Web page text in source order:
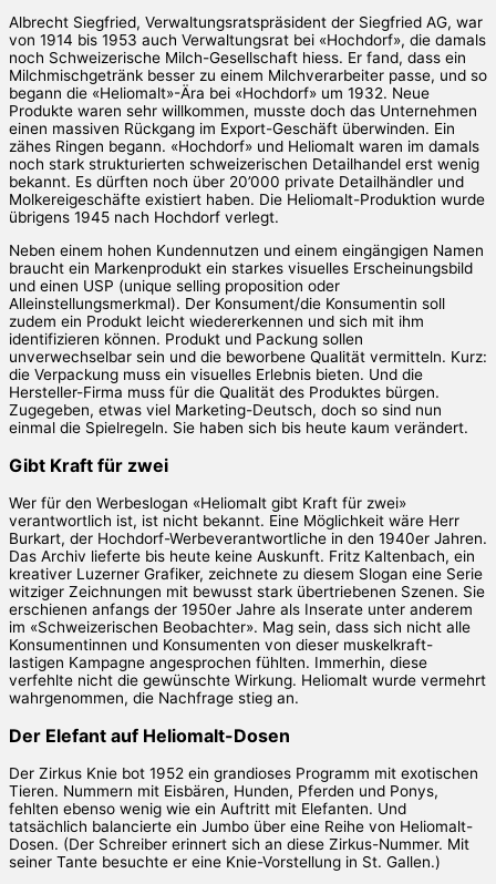
Albrecht Siegfried, Verwaltungsratspräsident der Siegfried AG, war
von 1914 bis 1953 auch Verwaltungsrat bei «Hochdorf», die damals
noch Schweizerische Milch-Gesellschaft hiess. Er fand, dass ein
Milchmischgetränk besser zu einem Milchverarbeiter passe, und so
begann die «Heliomalt»-Ära bei «Hochdorf» um 1932. Neue
Produkte waren sehr willkommen, musste doch das Unternehmen
einen massiven Rückgang im Export-Geschäft überwinden. Ein
zähes Ringen begann. «Hochdorf» und Heliomalt waren im damals
noch stark strukturierten schweizerischen Detailhandel erst wenig
bekannt. Es dürften noch über 20’000 private Detailhändler und
Molkereigeschäfte existiert haben. Die Heliomalt-Produktion wurde
übrigens 1945 nach Hochdorf verlegt.
Neben einem hohen Kundennutzen und einem eingängigen Namen
braucht ein Markenprodukt ein starkes visuelles Erscheinungsbild
und einen USP (unique selling proposition oder
Alleinstellungsmerkmal). Der Konsument/die Konsumentin soll
zudem ein Produkt leicht wiedererkennen und sich mit ihm
identifizieren können. Produkt und Packung sollen
unverwechselbar sein und die beworbene Qualität vermitteln. Kurz:
die Verpackung muss ein visuelles Erlebnis bieten. Und die
Hersteller-Firma muss für die Qualität des Produktes bürgen.
Zugegeben, etwas viel Marketing-Deutsch, doch so sind nun
einmal die Spielregeln. Sie haben sich bis heute kaum verändert.
Gibt Kraft für zwei
Wer für den Werbeslogan «Heliomalt gibt Kraft für zwei»
verantwortlich ist, ist nicht bekannt. Eine Möglichkeit wäre Herr
Burkart, der Hochdorf-Werbeverantwortliche in den 1940er Jahren.
Das Archiv lieferte bis heute keine Auskunft. Fritz Kaltenbach, ein
kreativer Luzerner Grafiker, zeichnete zu diesem Slogan eine Serie
witziger Zeichnungen mit bewusst stark übertriebenen Szenen. Sie
erschienen anfangs der 1950er Jahre als Inserate unter anderem
im «Schweizerischen Beobachter». Mag sein, dass sich nicht alle
Konsumentinnen und Konsumenten von dieser muskelkraft-
lastigen Kampagne angesprochen fühlten. Immerhin, diese
verfehlte nicht die gewünschte Wirkung. Heliomalt wurde vermehrt
wahrgenommen, die Nachfrage stieg an.
Der Elefant auf Heliomalt-Dosen
Der Zirkus Knie bot 1952 ein grandioses Programm mit exotischen
Tieren. Nummern mit Eisbären, Hunden, Pferden und Ponys,
fehlten ebenso wenig wie ein Auftritt mit Elefanten. Und
tatsächlich balancierte ein Jumbo über eine Reihe von Heliomalt-
Dosen. (Der Schreiber erinnert sich an diese Zirkus-Nummer. Mit
seiner Tante besuchte er eine Knie-Vorstellung in St. Gallen.)